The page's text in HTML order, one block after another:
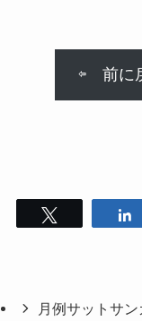
⇦ 前に
月例サットサ